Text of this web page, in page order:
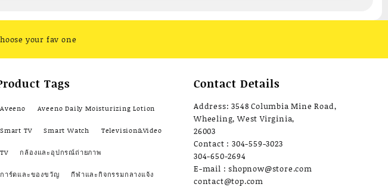
your fav one
Tags
Aveeno Aveeno Daily Moisturizing Lotion
Smart TV Smart Watch Television&Video
TV กล้องและอุปกรณ์ถ่ายภาพ
การ์ดและของขวัญ กีฬาและกิจกรรมกลางแจ้ง
Contact Details
Address: 3548 Columbia Mine Road,
Wheeling, West Virginia,
26003
Contact : 304-559-3023
304-650-2694
E-mail : shopnow@store.com
contact@top.com